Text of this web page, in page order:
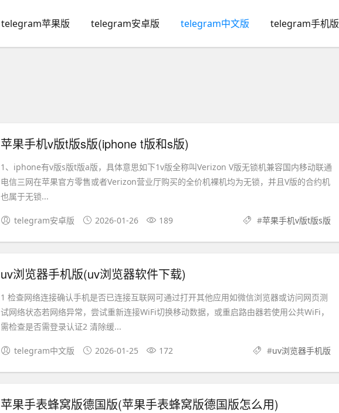
telegram苹果版 telegram安卓版 telegram中文版 telegram手机版
苹果手机v版t版s版(iphone t版和s版)
1、iphone有v版s版t版a版，具体意思如下1v版全称叫Verizon V版无锁机兼容国内移动联通
电信三网在苹果官方零售或者Verizon营业厅购买的全价机裸机均为无锁，并且V版的合约机
也属于无锁...
telegram安卓版 2026-01-26 189 #苹果手机v版t版s版
uv浏览器手机版(uv浏览器软件下载)
1 检查网络连接确认手机是否已连接互联网可通过打开其他应用如微信浏览器或访问网页测
试网络状态若网络异常，尝试重新连接WiFi切换移动数据，或重启路由器若使用公共WiFi，
需检查是否需登录认证2 清除缓...
telegram中文版 2026-01-25 172 #uv浏览器手机版
苹果手表蜂窝版德国版(苹果手表蜂窝版德国版怎么用)